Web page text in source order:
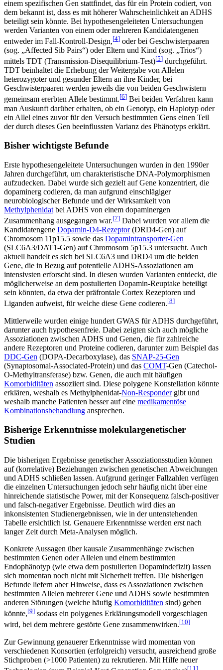
einem spezifischen Gen stattfindet, das für ein Protein codiert, von
dem bekannt ist, dass es mit höherer Wahrscheinlichkeit an ADHS
beteiligt sein könnte. Bei hypothesengeleiteten Untersuchungen
werden Varianten von einem oder mehreren Kandidatengenen
entweder im Fall-Kontroll-Design,[4] oder bei Geschwisterpaaren
(sog. „Affected Sib Pairs“) oder Eltern und Kind (sog. „Trios“)
mittels TDT (Transmission-Disequilibrium-Test)[5] durchgeführt.
TDT beinhaltet die Erhebung der Weitergabe von Allelen
heterozygoter und gesunder Eltern an ihre Kinder, bei
Geschwisterpaaren werden jeweils die von beiden Geschwistern
gemeinsam ererbten Allele bestimmt.[6] Bei beiden Verfahren kann
man Auskunft darüber erhalten, ob ein Genotyp, ein Haplotyp oder
ein Allel eines zuvor für den Versuch bestimmten Gens einen Teil
der durch dieses Gen beeinflussten Varianz des Phänotyps erklärt.
Bisher wichtigste Befunde
Erste hypothesengeleitete Untersuchungen wurden in den 1990er
Jahren durchgeführt, um charakteristische DNA-Polymorphismen
aufzudecken. Dabei wurde sich gezielt auf Gene konzentriert, die
dopaminerg codieren, da man aufgrund einschlägiger
neurobiologischer Befunde und der Wirksamkeit von
Methylphenidat bei ADHS von einem dopaminergen
Zusammenhang ausgegangen war.[7] Dabei wurden vor allem die
Kandidatengene Dopamin-D4-Rezeptor(DRD4-Gen) auf
Chromosom 11p15.5 sowie das Dopamintransporter-Gen
(SLC6A3/DAT1-Gen) auf Chromosom 5p15.3 untersucht. Auch
aktuell handelt es sich bei SLC6A3 und DRD4 um die beiden
Gene, die in Bezug auf potentielle ADHS-Assoziationen am
intensivsten erforscht sind. In diesen wurden Varianten entdeckt, die
möglicherweise an dem postulierten Dopamin-Reuptake beteiligt
sein könnten, da etwa der präfrontale Cortex Rezeptoren und
Liganden aufweist, für welche diese Gene codieren.[8]
Mittlerweile wurden einige hundert GWAS für ADHS durchgeführt,
darunter auch hypothesenfreie. Dabei zeigten sich auch mögliche
Assoziationen zwischen ADHS und Genen, die für zahlreiche
andere Rezeptoren und Proteine codieren, darunter zum Beispiel das
DDC-Gen (DOPA-Decarboxylase), das SNAP-25-Gen
(Synaptosomal-Associated-Protein) und das COMT-Gen (Catechol-
O-Methyltransferase) bzw. Genen, die auch mit häufigen
Komorbiditäten assoziiert sind. Diese polygene Konstellation könnte
erklären, weshalb es Methylphenidat-Non-Respondergibt und
weshalb manche Patienten besser auf eine medikamentöse
Kombinationsbehandlung ansprechen.
Bisherige Erkenntnisse molekulargenetischer
Studien
Die bisherigen Ergebnisse genetischer Assoziationsstudien können
auf (korrelative) Beziehungen zwischen genetischen Abweichungen
und ADHS schließen lassen. Aufgrund geringer Fallzahlen verfügen
die einzelnen Untersuchungen jedoch sehr häufig nicht über eine
hinreichende statistische Power, mit der Konsequenz falsch-positiver
und falsch-negativer Ergebnisse. Deutlich wird dies an
inkonsistenten Studienergebnissen, wie in der untenstehenden
Tabelle ersichtlich ist. Genauere Erkenntnisse werden erst nach
langer Zeit durch Meta-Analysen möglich.
Konkrete Aussagen über kausale Zusammenhänge zwischen
bestimmten Genen oder Allelen und einem bestimmten
Endophänotyp (wie etwa dem postulierten Dopamindefizit) lassen
sich momentan noch nicht mit Sicherheit treffen. Die bisherigen
Befunde liefern aber Hinweise, dass es Assoziationen zwischen
bestimmten Allelen mehrerer Gene und ADHS sowie bestimmten
anderen Störungen (welche häufig Komorbiditäten sind) geben
könnte,[9] sodass ein polygenes Erklärungsmodell vorgeschlagen
wird, bei dem mehrere gestörte Gene zusammenwirken.[10]
Zur Gewinnung genauerer Erkenntnisse wird momentan von
verschiedenen Konsortien (erfolgreich) versucht, ausreichend große
Stichproben (>1000 Patienten) zu rekrutieren. Mit Hilfe neuer
[11 ]